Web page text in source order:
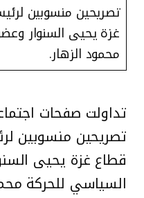
تصريحين منسوبين
غزة يحيى السنوار
محمود الزهار.
تداولت صفحات
تصريحين منسوبين
قطاع غزة يحيى
السياسي للحركة